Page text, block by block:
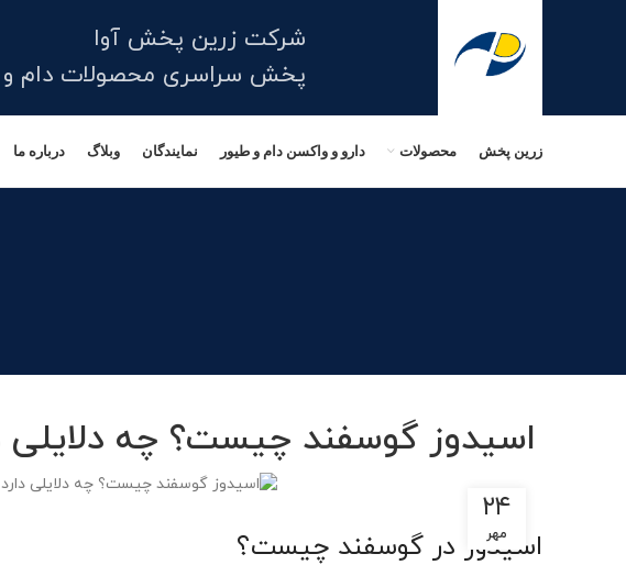
شرکت زرین پخش آوا
پخش سراسری محصولات دام و
زرین پخش محصولات دارو و واکسن دام و طیور نمایندگان وبلاگ درباره ما
اسیدوز گوسفند چیست؟ چه دلایلی
۲۴
مهر
اسیدوز در گوسفند چیست؟